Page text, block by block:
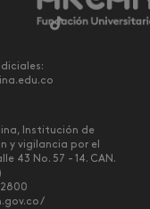
Institución de
y vigilancia por el
43 No. 57 - 14. CAN.